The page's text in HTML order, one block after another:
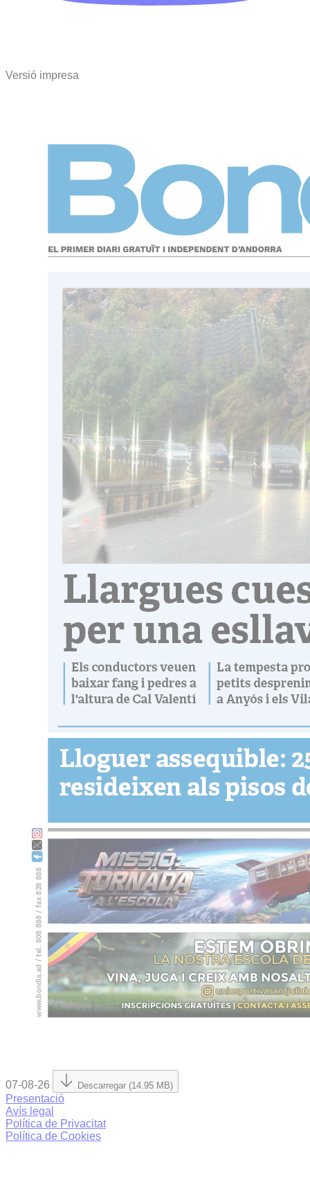
Versió impresa
07-08-26 Descarregar (14.95 MB)
Presentació
Avís legal
Política de Privacitat
Política de Cookies